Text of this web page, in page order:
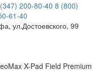
200-80-40 8 (800)
61-40
ул.Достоевского, 99
X-Pad Field Premium